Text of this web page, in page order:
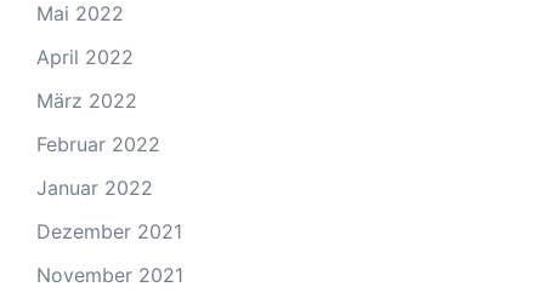
Mai 2022
April 2022
März 2022
Februar 2022
Januar 2022
Dezember 2021
November 2021